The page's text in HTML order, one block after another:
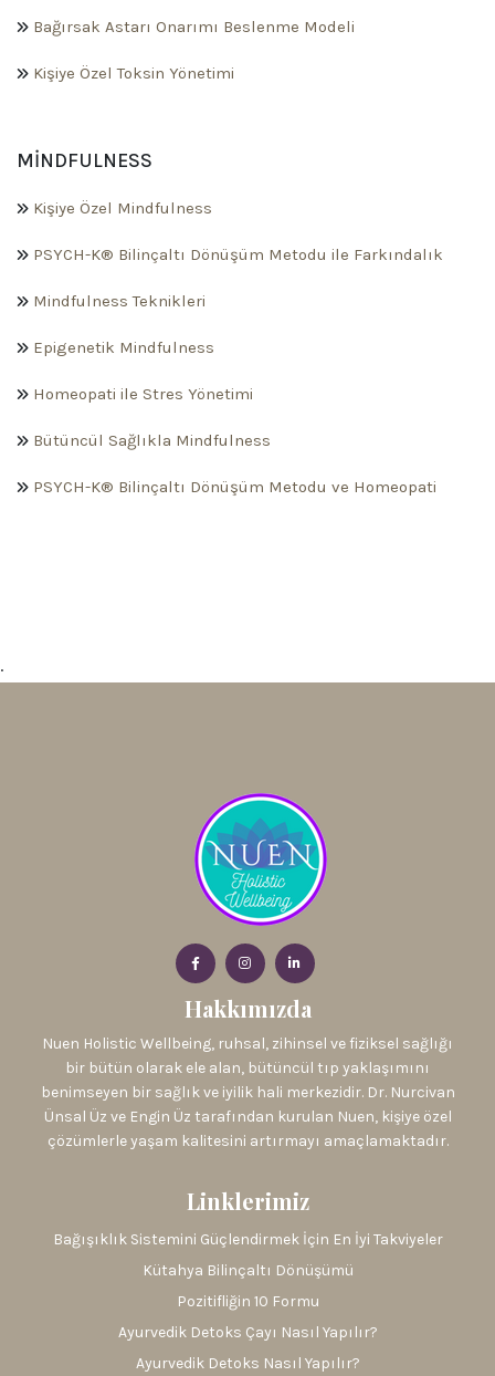
Bağırsak Astarı Onarımı Beslenme Modeli
Kişiye Özel Toksin Yönetimi
MINDFULNESS
Kişiye Özel Mindfulness
PSYCH-K® Bilinçaltı Dönüşüm Metodu ile Farkındalık
Mindfulness Teknikleri
Epigenetik Mindfulness
Homeopati ile Stres Yönetimi
Bütüncül Sağlıkla Mindfulness
PSYCH-K® Bilinçaltı Dönüşüm Metodu ve Homeopati
.
Hakkımızda
Nuen Holistic Wellbeing, ruhsal, zihinsel ve fiziksel sağlığı
bir bütün olarak ele alan, bütüncül tıp yaklaşımını
benimseyen bir sağlık ve iyilik hali merkezidir. Dr. Nurcivan
Ünsal Üz ve Engin Üz tarafından kurulan Nuen, kişiye özel
çözümlerle yaşam kalitesini artırmayı amaçlamaktadır.
Linklerimiz
Bağışıklık Sistemini Güçlendirmek İçin En İyi Takviyeler
Kütahya Bilinçaltı Dönüşümü
Pozitifliğin 10 Formu
Ayurvedik Detoks Çayı Nasıl Yapılır?
Ayurvedik Detoks Nasıl Yapılır?